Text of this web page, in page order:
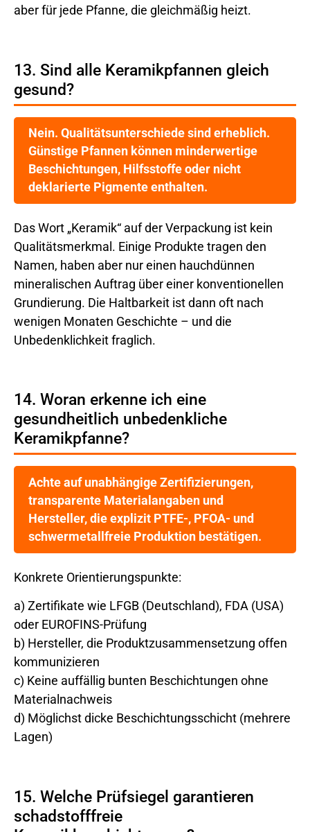
aber für jede Pfanne, die gleichmäßig heizt.
13. Sind alle Keramikpfannen gleich
gesund?
Nein. Qualitätsunterschiede sind erheblich.
Günstige Pfannen können minderwertige
Beschichtungen, Hilfsstoffe oder nicht
deklarierte Pigmente enthalten.
Das Wort „Keramik“ auf der Verpackung ist kein
Qualitätsmerkmal. Einige Produkte tragen den
Namen, haben aber nur einen hauchdünnen
mineralischen Auftrag über einer konventionellen
Grundierung. Die Haltbarkeit ist dann oft nach
wenigen Monaten Geschichte – und die
Unbedenklichkeit fraglich.
14. Woran erkenne ich eine
gesundheitlich unbedenkliche
Keramikpfanne?
Achte auf unabhängige Zertifizierungen,
transparente Materialangaben und
Hersteller, die explizit PTFE-, PFOA- und
schwermetallfreie Produktion bestätigen.
Konkrete Orientierungspunkte:
a) Zertifikate wie LFGB (Deutschland), FDA (USA)
oder EUROFINS-Prüfung
b) Hersteller, die Produktzusammensetzung offen
kommunizieren
c) Keine auffällig bunten Beschichtungen ohne
Materialnachweis
d) Möglichst dicke Beschichtungsschicht (mehrere
Lagen)
15. Welche Prüfsiegel garantieren
schadstofffreie